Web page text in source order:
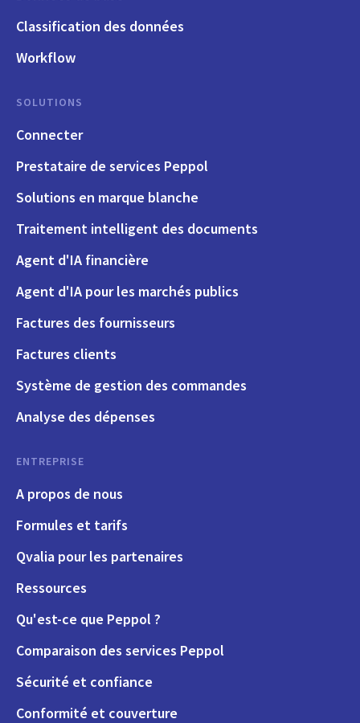
Classification des données
Workflow
SOLUTIONS
Connecter
Prestataire de services Peppol
Solutions en marque blanche
Traitement intelligent des documents
Agent d'IA financière
Agent d'IA pour les marchés publics
Factures des fournisseurs
Factures clients
Système de gestion des commandes
Analyse des dépenses
ENTREPRISE
A propos de nous
Formules et tarifs
Qvalia pour les partenaires
Ressources
Qu'est-ce que Peppol ?
Comparaison des services Peppol
Sécurité et confiance
Conformité et couverture